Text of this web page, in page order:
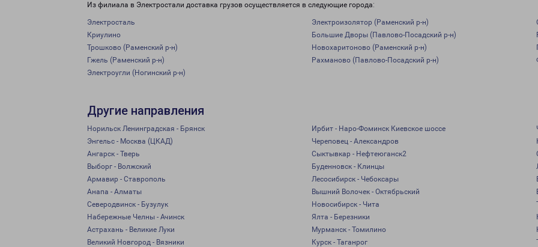
Из филиала в Электростали доставка грузов осуществляется в следующие города:
Электросталь Электроизолятор (Раменский р-н)
Криулино
Большие Дворы (Павлово-Посадский р-н)
Трошково (Раменский р-н)
Новохаритоново (Раменский р-н)
Гжель (Раменский р-н)
Рахманово (Павлово-Посадский р-н)
Электроугли (Ногинский р-н)
Другие направления
Норильск Ленинградская - Брянск Ирбит - Наро-Фоминск Киевское шоссе
Энгельс - Москва (ЦКАД)
Череповец - Александров
Ангарск - Тверь
Сыктывкар - Нефтеюганск2
Выборг - Волжский
Буденновск - Клинцы
Армавир - Ставрополь
Лесосибирск - Чебоксары
Анапа - Алматы
Вышний Волочек - Октябрьский
Северодвинск - Бузулук
Новосибирск - Чита
Набережные Челны - Ачинск
Ялта - Березники
Астрахань - Великие Луки
Мурманск - Томилино
Великий Новгород - Вязники
Курск - Таганрог